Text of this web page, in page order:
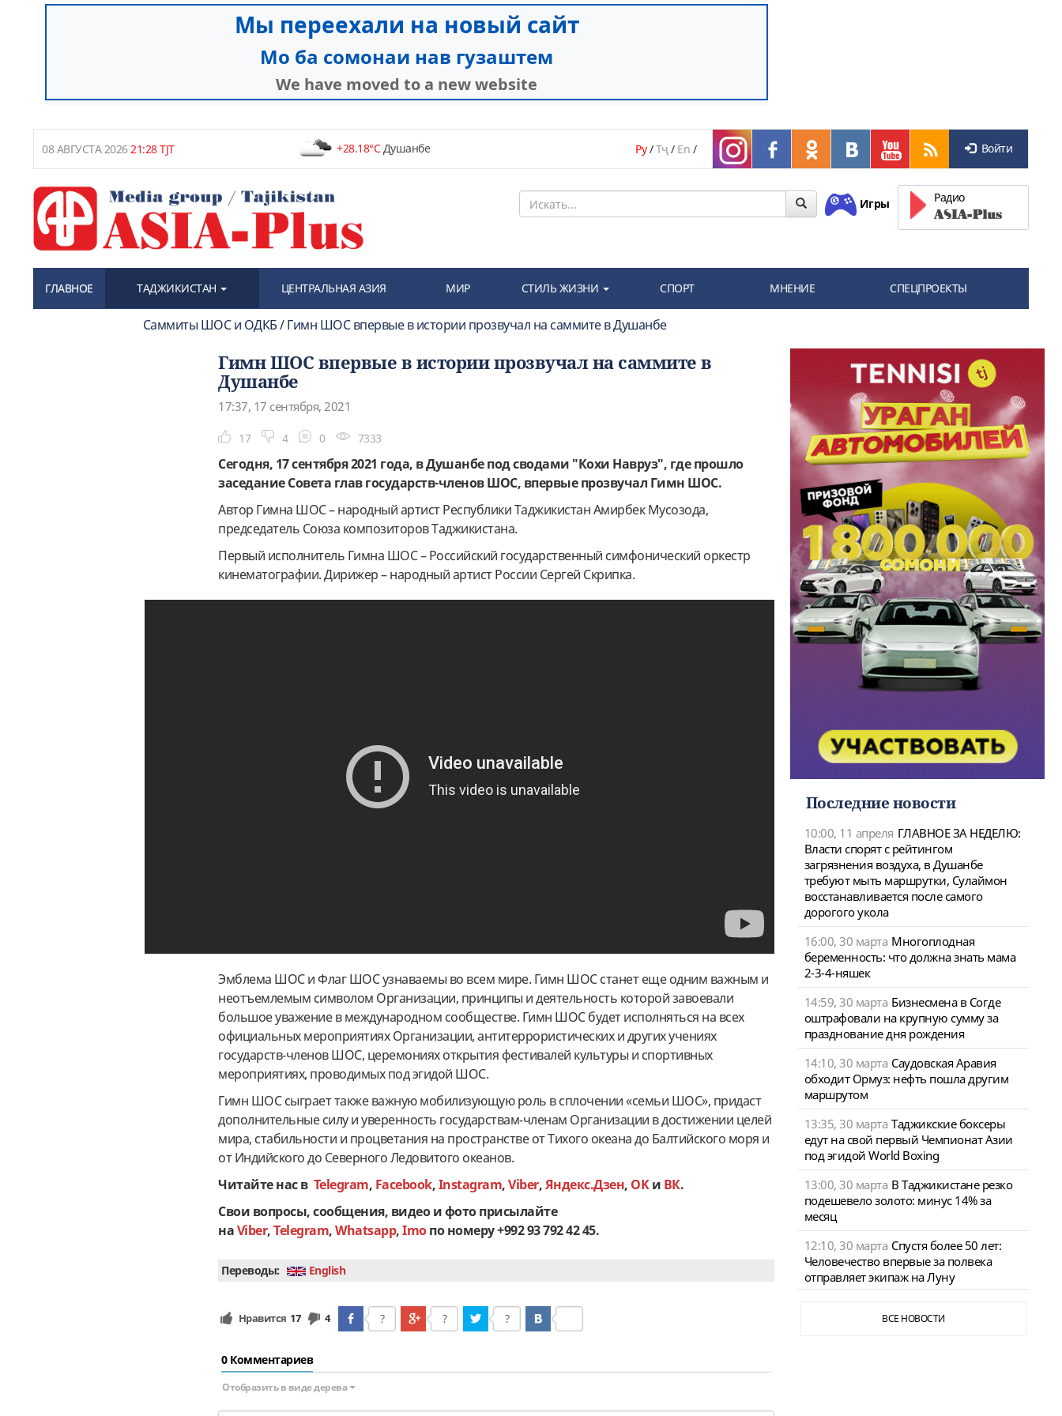
08 АВГУСТА 202621:28 TJT +28.18°CДушанбе Ру/Тҷ/ En / Войти
Игры Радио
ГЛАВНОЕ ТАДЖИКИСТАН ЦЕНТРАЛЬНАЯ АЗИЯ МИР СТИЛЬ ЖИЗНИ СПОРТ МНЕНИЕ СПЕЦПРОЕКТЫ
Саммиты ШОС и ОДКБ / Гимн ШОС впервые в истории прозвучал на саммите в Душанбе
Гимн ШОС впервые в истории прозвучал на саммите в
Душанбе
17:37, 17 сентября, 2021
17 4 0 7333
Сегодня, 17 сентября 2021 года, в Душанбе под сводами "Кохи Навруз", где прошло
заседание Совета глав государств-членов ШОС, впервые прозвучал Гимн ШОС.
Автор Гимна ШОС – народный артист Республики Таджикистан Амирбек Мусозода,
председатель Союза композиторов Таджикистана.
Первый исполнитель Гимна ШОС – Российский государственный симфонический оркестр
кинематографии. Дирижер – народный артист России Сергей Скрипка.
Эмблема ШОС и Флаг ШОС узнаваемы во всем мире. Гимн ШОС станет еще одним важным и
неотъемлемым символом Организации, принципы и деятельность которой завоевали
большое уважение в международном сообществе. Гимн ШОС будет исполняться на всех
официальных мероприятиях Организации, антитеррористических и других учениях
государств-членов ШОС, церемониях открытия фестивалей культуры и спортивных
мероприятиях, проводимых под эгидой ШОС.
Гимн ШОС сыграет также важную мобилизующую роль в сплочении «семьи ШОС», придаст
дополнительные силу и уверенность государствам-членам Организации в достижении целей
мира, стабильности и процветания на пространстве от Тихого океана до Балтийского моря и
от Индийского до Северного Ледовитого океанов.
Читайте нас в Telegram, Facebook,Instagram,Viber,Яндекс.Дзен, OKи ВК.
Свои вопросы, сообщения, видео и фото присылайте
наViber,Telegram,Whatsapp,Imoпо номеру +992 93 792 42 45.
Переводы: English
Нравится 17 4 ? ? ?
0 Комментариев
Отобразить в виде дерева
Последние новости
10:00, 11 апреля ГЛАВНОЕ ЗА НЕДЕЛЮ:
Власти спорят с рейтингом
загрязнения воздуха, в Душанбе
требуют мыть маршрутки, Сулаймон
восстанавливается после самого
дорогого укола
16:00, 30 марта Многоплодная
беременность: что должна знать мама
2-3-4-няшек
14:59, 30 марта Бизнесмена в Согде
оштрафовали на крупную сумму за
празднование дня рождения
14:10, 30 марта Саудовская Аравия
обходит Ормуз: нефть пошла другим
маршрутом
13:35, 30 марта Таджикские боксеры
едут на свой первый Чемпионат Азии
под эгидой World Boxing
13:00, 30 марта В Таджикистане резко
подешевело золото: минус 14% за
месяц
12:10, 30 марта Спустя более 50 лет:
Человечество впервые за полвека
отправляет экипаж на Луну
ВСЕ НОВОСТИ